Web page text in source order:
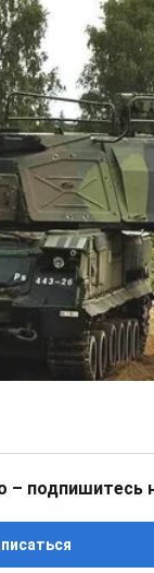
– подпишитесь